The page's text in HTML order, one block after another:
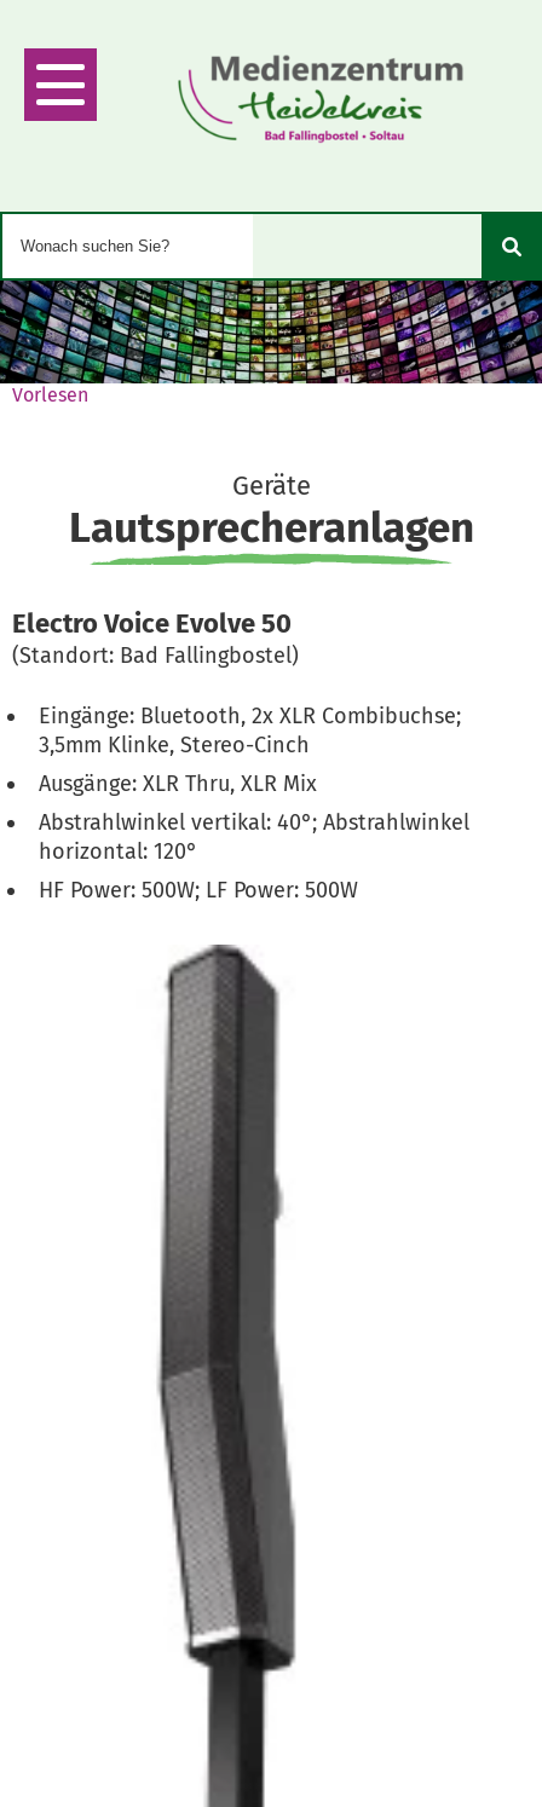
Vorlesen
Geräte
Lautsprecheranlagen
Electro Voice Evolve 50
(Standort: Bad Fallingbostel)
Eingänge: Bluetooth, 2x XLR Combibuchse;
3,5mm Klinke, Stereo-Cinch
Ausgänge: XLR Thru, XLR Mix
Abstrahlwinkel vertikal: 40°; Abstrahlwinkel
horizontal: 120°
HF Power: 500W; LF Power: 500W